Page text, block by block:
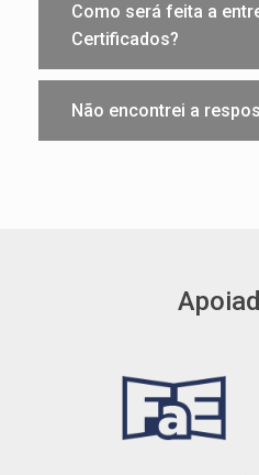
Como será feita a
Certificados?
Não encontrei a